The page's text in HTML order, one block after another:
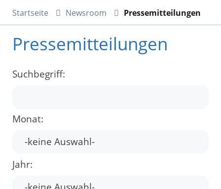
Startseite Newsroom Pressemitteilungen
Pressemitteilungen
Suchbegriff:
Monat:
Jahr: